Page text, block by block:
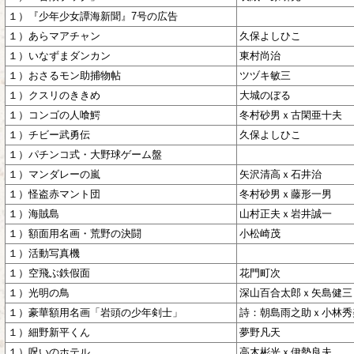
１）『少年少女譚海新聞』7号の広告
１）あらマアチャン
久保よしひこ
１）いなずまダンカン
東村尚治
１）おさるモン助捕物帖
ツヅキ敏三
１）クスリのききめ
大城のぼる
１）コンゴの人喰鰐
冬村砂男ｘ古閑亜十夫
１）チビー武勇伝
久保よしひこ
１）パチンコ式・大野球ゲーム盤
１）マンダレーの嵐
矢沢清高ｘ石井治
１）怪盗赤マント団
冬村砂男ｘ藤形一男
１）海賊島
山村正夫ｘ岩井誠一
１）額面用名画・荒野の決闘
小松崎茂
１）活動写真機
１）空飛ぶ鉄假面
花門町次
１）光明の鳥
深山百合太郎ｘ矢島健三
１）豪華額用名画「岩頭の少年剣士」
詩：朝島雨之助ｘ小林
１）細野新平くん
夢野凡天